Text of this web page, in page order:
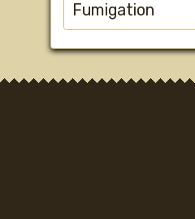
Fumigation